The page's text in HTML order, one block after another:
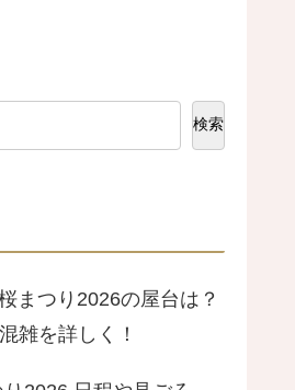
検索
まつり2026の屋台は？
雑を詳しく！